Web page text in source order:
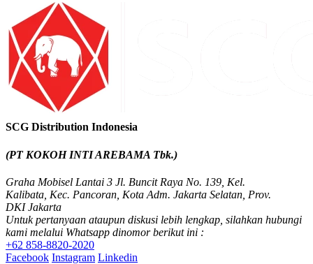
SCG Distribution Indonesia
(PT KOKOH INTI AREBAMA Tbk.)
Graha Mobisel Lantai 3 Jl. Buncit Raya No. 139, Kel.
Kalibata, Kec. Pancoran, Kota Adm. Jakarta Selatan, Prov.
DKI Jakarta
Untuk pertanyaan ataupun diskusi lebih lengkap, silahkan hubungi
kami melalui Whatsapp dinomor berikut ini :
+62 858-8820-2020
Facebook Instagram Linkedin